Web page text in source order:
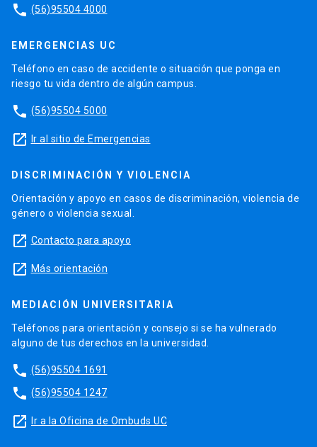
phone (56)95504 4000
EMERGENCIAS UC
Teléfono en caso de accidente o situación que ponga en
riesgo tu vida dentro de algún campus.
phone (56)95504 5000
launch Ir al sitio de Emergencias
DISCRIMINACIÓN Y VIOLENCIA
Orientación y apoyo en casos de discriminación, violencia de
género o violencia sexual.
launch Contacto para apoyo
launch Más orientación
MEDIACIÓN UNIVERSITARIA
Teléfonos para orientación y consejo si se ha vulnerado
alguno de tus derechos en la universidad.
phone (56)95504 1691
phone (56)95504 1247
launch Ir a la Oficina de Ombuds UC